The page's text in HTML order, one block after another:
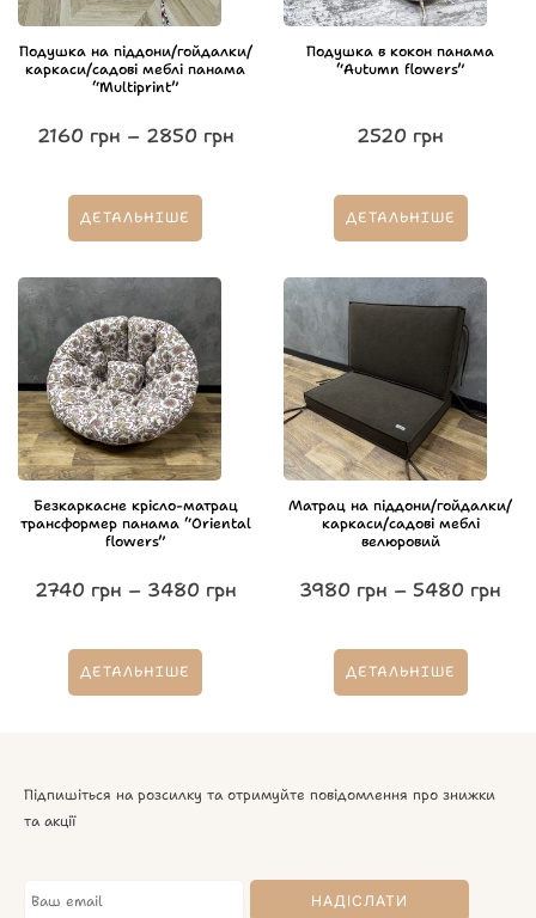
Подушка на піддони/гойдалки/
каркаси/садові меблі панама
“Multiprint”
2160 грн – 2850 грн
ДЕТАЛЬНІШЕ
Подушка в кокон панама
“Autumn flowers”
2520 грн
ДЕТАЛЬНІШЕ
Безкаркасне крісло-матрац
трансформер панама “Oriental
flowers”
2740 грн – 3480 грн
ДЕТАЛЬНІШЕ
Матрац на піддони/гойдалки/
каркаси/садові меблі
велюровий
3980 грн – 5480 грн
ДЕТАЛЬНІШЕ
Підпишіться на розсилку та отримуйте повідомлення про знижки
та акції